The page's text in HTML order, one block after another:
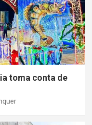
toma conta de